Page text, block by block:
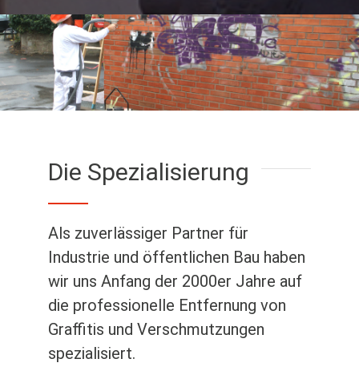
Die Spezialisierung
Als zuverlässiger Partner für
Industrie und öffentlichen Bau haben
wir uns Anfang der 2000er Jahre auf
die professionelle Entfernung von
Graffitis und Verschmutzungen
spezialisiert.